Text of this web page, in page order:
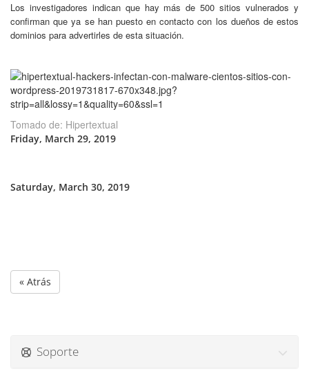
Los investigadores indican que hay más de 500 sitios vulnerados y
confirman que ya se han puesto en contacto con los dueños de estos
dominios para advertirles de esta situación.
Tomado de: Hipertextual
Friday, March 29, 2019
Saturday, March 30, 2019
« Atrás
Soporte